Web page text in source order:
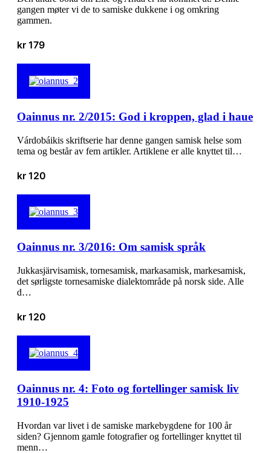
gangen møter vi de to samiske dukkene i og omkring
gammen.
kr 179
Oainnus nr. 2/2015: God i kroppen, glad i haue
Várdobáikis skriftserie har denne gangen samisk helse som
tema og består av fem artikler. Artiklene er alle knyttet til…
kr 120
Oainnus nr. 3/2016: Om samisk språk
Jukkasjärvisamisk, tornesamisk, markasamisk, markesamisk,
det sørligste tornesamiske dialektområde på norsk side. Alle
d…
kr 120
Oainnus nr. 4: Foto og fortellinger samisk liv
1910-1925
Hvordan var livet i de samiske markebygdene for 100 år
siden? Gjennom gamle fotografier og fortellinger knyttet til
menn…